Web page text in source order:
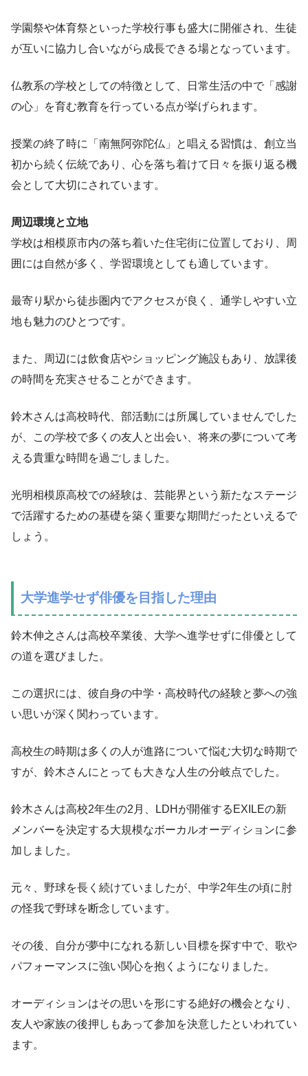
学園祭や体育祭といった学校行事も盛大に開催され、生徒
が互いに協力し合いながら成長できる場となっています。
仏教系の学校としての特徴として、日常生活の中で「感謝
の心」を育む教育を行っている点が挙げられます。
授業の終了時に「南無阿弥陀仏」と唱える習慣は、創立当
初から続く伝統であり、心を落ち着けて日々を振り返る機
会として大切にされています。
周辺環境と立地
学校は相模原市内の落ち着いた住宅街に位置しており、周
囲には自然が多く、学習環境としても適しています。
最寄り駅から徒歩圏内でアクセスが良く、通学しやすい立
地も魅力のひとつです。
また、周辺には飲食店やショッピング施設もあり、放課後
の時間を充実させることができます。
鈴木さんは高校時代、部活動には所属していませんでした
が、この学校で多くの友人と出会い、将来の夢について考
える貴重な時間を過ごしました。
光明相模原高校での経験は、芸能界という新たなステージ
で活躍するための基礎を築く重要な期間だったといえるで
しょう。
大学進学せず俳優を目指した理由
鈴木伸之さんは高校卒業後、大学へ進学せずに俳優として
の道を選びました。
この選択には、彼自身の中学・高校時代の経験と夢への強
い思いが深く関わっています。
高校生の時期は多くの人が進路について悩む大切な時期で
すが、鈴木さんにとっても大きな人生の分岐点でした。
鈴木さんは高校2年生の2月、LDHが開催するEXILEの新
メンバーを決定する大規模なボーカルオーディションに参
加しました。
元々、野球を長く続けていましたが、中学2年生の頃に肘
の怪我で野球を断念しています。
その後、自分が夢中になれる新しい目標を探す中で、歌や
パフォーマンスに強い関心を抱くようになりました。
オーディションはその思いを形にする絶好の機会となり、
友人や家族の後押しもあって参加を決意したといわれてい
ます。